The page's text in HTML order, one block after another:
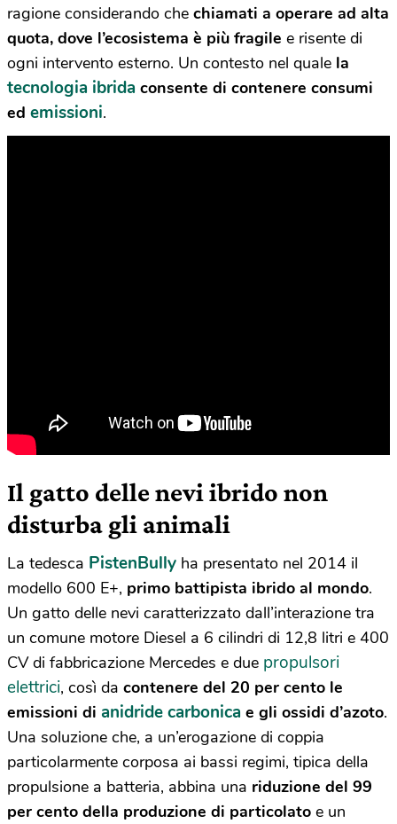
ragione considerando che chiamati a operare ad alta
quota, dove l’ecosistema è più fragile e risente di
ogni intervento esterno. Un contesto nel quale la
tecnologia ibrida consente di contenere consumi
ed emissioni.
Il gatto delle nevi ibrido non
disturba gli animali
La tedesca PistenBully ha presentato nel 2014 il
modello 600 E+, primo battipista ibrido al mondo.
Un gatto delle nevi caratterizzato dall’interazione tra
un comune motore Diesel a 6 cilindri di 12,8 litri e 400
CV di fabbricazione Mercedes e due propulsori
elettrici, così da contenere del 20 per cento le
emissioni di anidride carbonica e gli ossidi d’azoto.
Una soluzione che, a un’erogazione di coppia
particolarmente corposa ai bassi regimi, tipica della
propulsione a batteria, abbina una riduzione del 99
per cento della produzione di particolato e un